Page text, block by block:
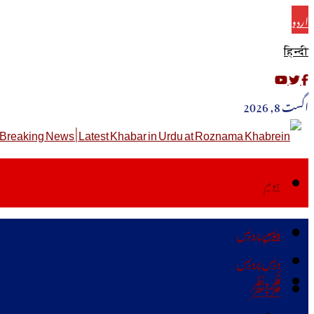
اردو
हिन्दी
اگست 8, 2026
ہوم
دیس پردیس
فکر ونظر
ہوم
دیس پردیس
فکر ونظر